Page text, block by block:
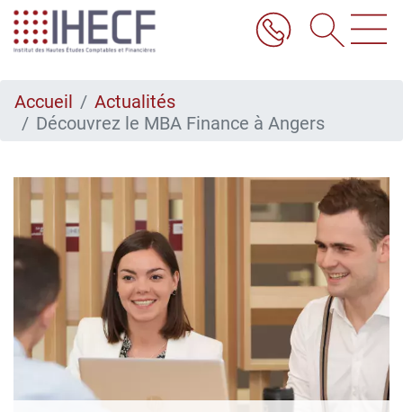
Aller
au
contenu
Accueil
Actualités
Découvrez le MBA Finance à Angers